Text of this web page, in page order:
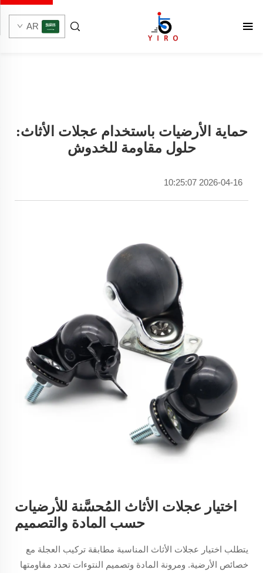
AR
حماية الأرضيات باستخدام عجلات الأثاث:
حلول مقاومة للخدوش
2026-04-16 10:25:07
اختيار عجلات الأثاث المُحسَّنة للأرضيات
حسب المادة والتصميم
يتطلب اختيار عجلات الأثاث المناسبة مطابقة تركيب العجلة مع
خصائص الأرضية. ومرونة المادة وتصميم النتوءات تحدد مقاومتها